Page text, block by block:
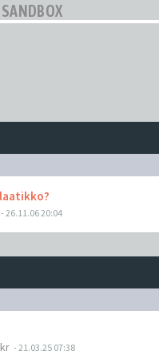
- 26.11.06 20:04
- 21.03.25 07:38